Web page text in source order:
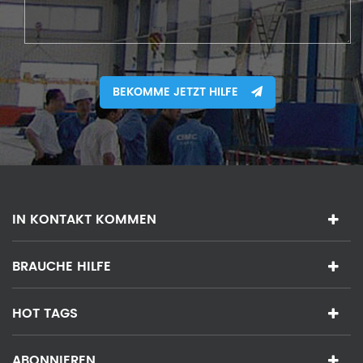
BEKOMME JETZT HILFE
IN KONTAKT KOMMEN
BRAUCHE HILFE
HOT TAGS